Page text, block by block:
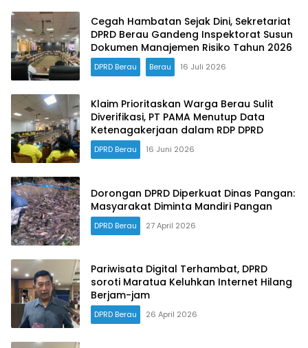
Cegah Hambatan Sejak Dini, Sekretariat
DPRD Berau Gandeng Inspektorat Susun
Dokumen Manajemen Risiko Tahun 2026
DPRD Berau Berau 16 Juli 2026
Klaim Prioritaskan Warga Berau Sulit
Diverifikasi, PT PAMA Menutup Data
Ketenagakerjaan dalam RDP DPRD
DPRD Berau 16 Juni 2026
Dorongan DPRD Diperkuat Dinas Pangan:
Masyarakat Diminta Mandiri Pangan
DPRD Berau 27 April 2026
Pariwisata Digital Terhambat, DPRD
soroti Maratua Keluhkan Internet Hilang
Berjam-jam
DPRD Berau 26 April 2026